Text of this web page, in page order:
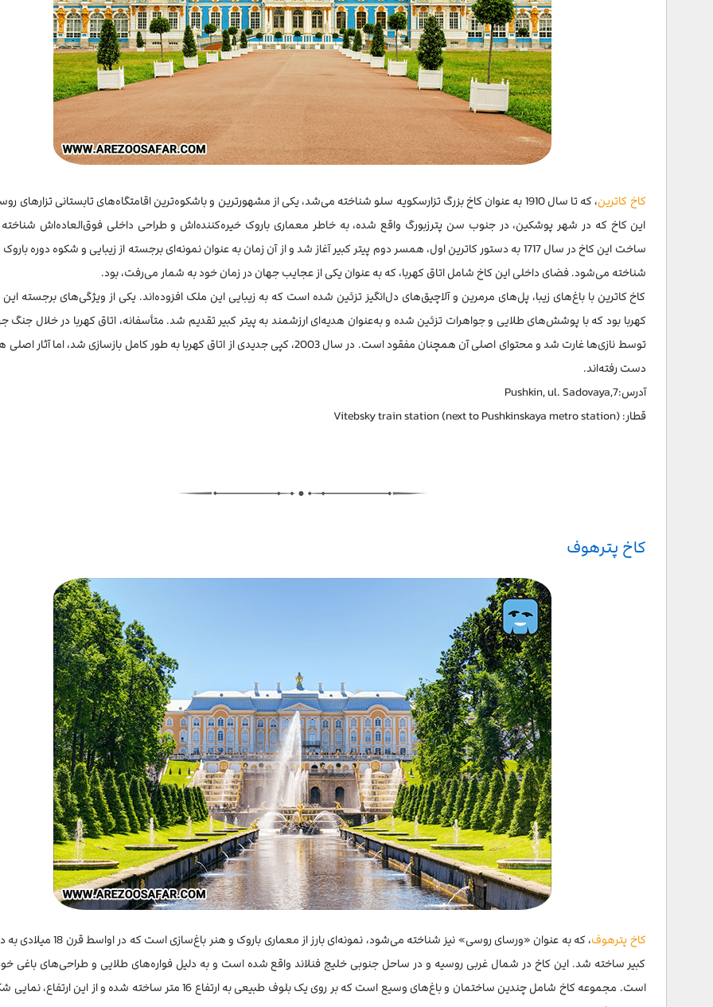
کاخ کاترین
، که تا سال 1910 به عنوان کاخ بزرگ تزارسکویه سلو شناخته می‌شد، یکی از مشهورترین و باشکوه‌ترین اقامتگاه‌های تابستانی تزارهای
این کاخ که در شهر پوشکین، در جنوب سن پترزبورگ واقع شده، به خاطر معماری باروک خیره‌کننده‌اش و طراحی داخلی فوق‌العاده‌اش
ساخت این کاخ در سال 1717 به دستور کاترین اول، همسر دوم پیتر کبیر آغاز شد و از آن زمان به عنوان نمونه‌ای برجسته از زیبایی و شکوه دوره
شناخته می‌شود. فضای داخلی این کاخ شامل اتاق کهربا، که به عنوان یکی از عجایب جهان در زمان خود به شمار می‌رفت، بود.
کاخ کاترین با باغ‌های زیبا، پل‌های مرمرین و آلاچیق‌های دل‌انگیز تزئین شده است که به زیبایی این ملک افزوده‌اند. یکی از ویژگی‌های برجسته این
کهربا بود که با پوشش‌های طلایی و جواهرات تزئین شده و به‌عنوان هدیه‌ای ارزشمند به پیتر کبیر تقدیم شد. متأسفانه، اتاق کهربا در خلال جنگ
توسط نازی‌ها غارت شد و محتوای اصلی آن همچنان مفقود است. در سال 2003، کپی جدیدی از اتاق کهربا به طور کامل بازسازی شد، اما
دست رفته‌اند.
آدرس:Pushkin, ul. Sadovaya,7
قطار: Vitebsky train station (next to Pushkinskaya metro station)
کاخ پترهوف
کاخ پترهوف
، که به عنوان «ورسای روسی» نیز شناخته می‌شود، نمونه‌ای بارز از معماری
کبیر ساخته شد. این کاخ در شمال غربی روسیه و در ساحل جنوبی خلیج فنلاند واقع شده است و به دلیل فواره‌های طلایی و طراحی‌های باغی
است. مجموعه کاخ شامل چندین ساختمان و باغ‌های وسیع است که بر روی یک بلوف طبیعی به ارتفاع 16 متر ساخته شده و از